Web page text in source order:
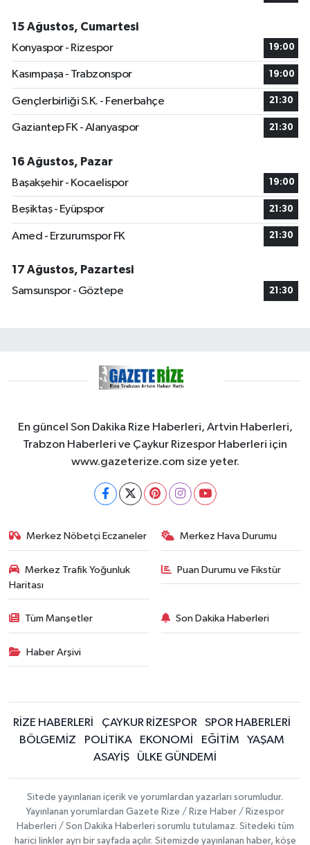
15 Ağustos, Cumartesi
Konyaspor - Rizespor
19:00
Kasımpaşa - Trabzonspor 19:00
Gençlerbirliği S.K. - Fenerbahçe 21:30
Gaziantep FK - Alanyaspor 21:30
16 Ağustos, Pazar
Başakşehir - Kocaelispor
19:00
Beşiktaş - Eyüpspor 21:30
Amed - Erzurumspor FK 21:30
17 Ağustos, Pazartesi
Samsunspor - Göztepe
21:30
En güncel Son Dakika Rize Haberleri, Artvin Haberleri,
Trabzon Haberleri ve Çaykur Rizespor Haberleri için
www.gazeterize.com size yeter.
Merkez Nöbetçi Eczaneler Merkez Hava Durumu
Merkez Trafik Yoğunluk
Haritası
Puan Durumu ve Fikstür
Tüm Manşetler Son Dakika Haberleri
Haber Arşivi
RİZE HABERLERİ ÇAYKUR RİZESPOR
SPOR HABERLERİ
BÖLGEMİZ
POLİTİKA EKONOMİ EĞİTİM
YAŞAM
ASAYİŞ
ÜLKE GÜNDEMİ
Sitede yayınlanan içerik ve yorumlardan yazarları sorumludur.
Yayınlanan yorumlardan Gazete Rize / Rize Haber / Rizespor
Haberleri / Son Dakika Haberleri sorumlu tutulamaz. Sitedeki tüm
harici linkler ayrı bir sayfada açılır. Sitemizde yayınlanan haber, köşe